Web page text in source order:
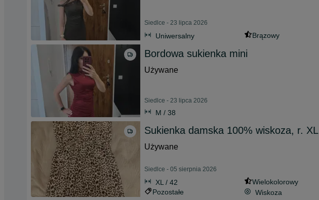
Siedlce - 23 lipca 2026
Uniwersalny Brązowy
Bordowa sukienka mini
Używane
Siedlce - 23 lipca 2026
M / 38
Sukienka damska 100% wiskoza, r. XL
Używane
Siedlce - 05 sierpnia 2026
XL / 42
Wielokolorowy
Pozostałe
Wiskoza